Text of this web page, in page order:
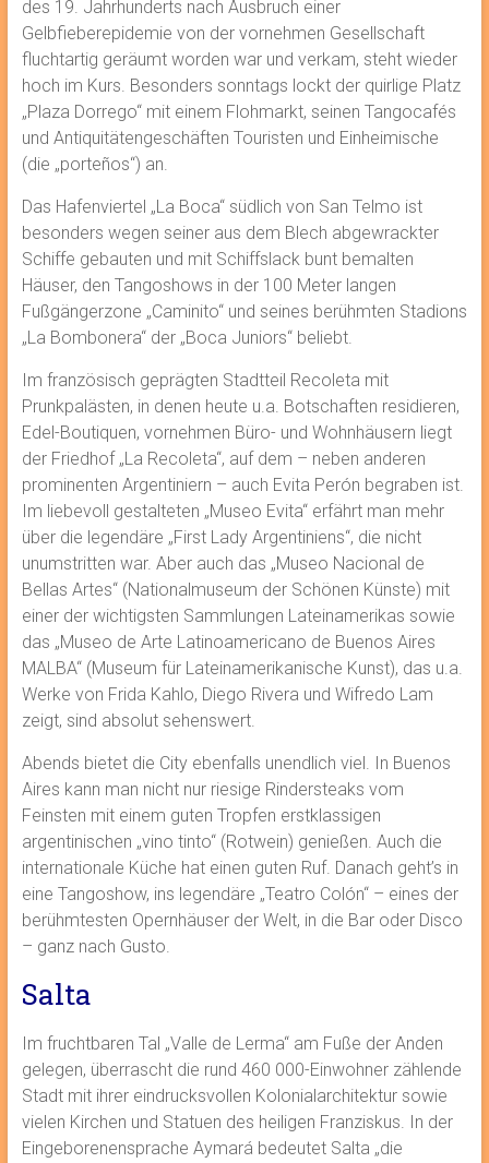
des 19. Jahrhunderts nach Ausbruch einer
Gelbfieberepidemie von der vornehmen Gesellschaft
fluchtartig geräumt worden war und verkam, steht wieder
hoch im Kurs. Besonders sonntags lockt der quirlige Platz
„Plaza Dorrego“ mit einem Flohmarkt, seinen Tangocafés
und Antiquitätengeschäften Touristen und Einheimische
(die „porteños“) an.
Das Hafenviertel „La Boca“ südlich von San Telmo ist
besonders wegen seiner aus dem Blech abgewrackter
Schiffe gebauten und mit Schiffslack bunt bemalten
Häuser, den Tangoshows in der 100 Meter langen
Fußgängerzone „Caminito“ und seines berühmten Stadions
„La Bombonera“ der „Boca Juniors“ beliebt.
Im französisch geprägten Stadtteil Recoleta mit
Prunkpalästen, in denen heute u.a. Botschaften residieren,
Edel-Boutiquen, vornehmen Büro- und Wohnhäusern liegt
der Friedhof „La Recoleta“, auf dem – neben anderen
prominenten Argentiniern – auch Evita Perón begraben ist.
Im liebevoll gestalteten „Museo Evita“ erfährt man mehr
über die legendäre „First Lady Argentiniens“, die nicht
unumstritten war. Aber auch das „Museo Nacional de
Bellas Artes“ (Nationalmuseum der Schönen Künste) mit
einer der wichtigsten Sammlungen Lateinamerikas sowie
das „Museo de Arte Latinoamericano de Buenos Aires
MALBA“ (Museum für Lateinamerikanische Kunst), das u.a.
Werke von Frida Kahlo, Diego Rivera und Wifredo Lam
zeigt, sind absolut sehenswert.
Abends bietet die City ebenfalls unendlich viel. In Buenos
Aires kann man nicht nur riesige Rindersteaks vom
Feinsten mit einem guten Tropfen erstklassigen
argentinischen „vino tinto“ (Rotwein) genießen. Auch die
internationale Küche hat einen guten Ruf. Danach geht’s in
eine Tangoshow, ins legendäre „Teatro Colón“ – eines der
berühmtesten Opernhäuser der Welt, in die Bar oder Disco
– ganz nach Gusto.
Salta
Im fruchtbaren Tal „Valle de Lerma“ am Fuße der Anden
gelegen, überrascht die rund 460 000-Einwohner zählende
Stadt mit ihrer eindrucksvollen Kolonialarchitektur sowie
vielen Kirchen und Statuen des heiligen Franziskus. In der
Eingeborenensprache Aymará bedeutet Salta „die